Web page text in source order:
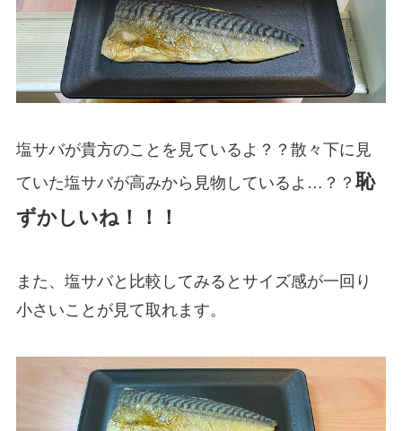
塩サバが貴方のことを見ているよ？？散々下に見
ていた塩サバが高みから見物しているよ…？？ 恥
ずかしいね！！！
また、塩サバと比較してみるとサイズ感が一回り
小さいことが見て取れます。